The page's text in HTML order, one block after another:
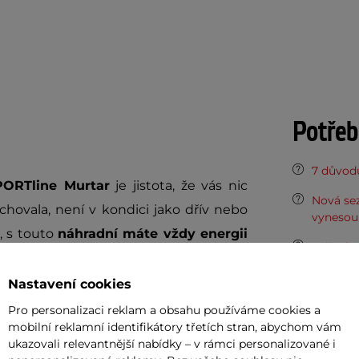
Murtarje jistota, že vás nic
není v kondici jako dřív nebo
s touto náhradní máte vždy energii
skútru inSPORTline Murtar
Li-ion bateriezajišťuje
k dalšímu použití. Ideální
7
Nová
Vaše
Nastavení cookies
Pro personalizaci reklam a obsahu používáme cookies a
mobilní reklamní identifikátory třetích stran, abychom vám
ukazovali relevantnější nabídky – v rámci personalizované i